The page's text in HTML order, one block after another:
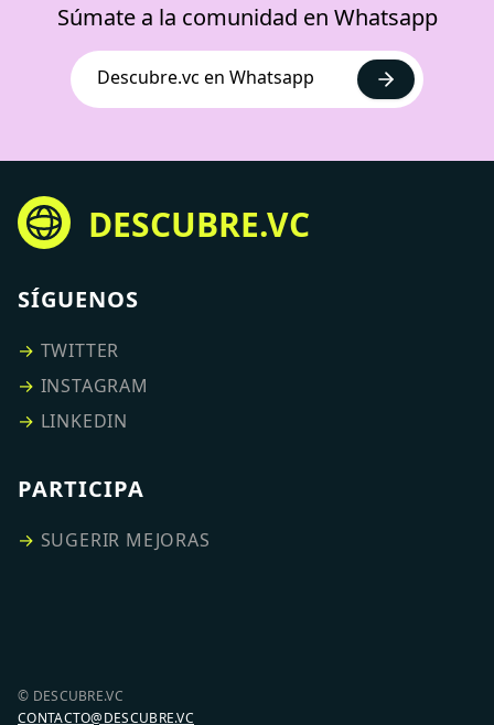
Súmate a la comunidad en Whatsapp
Descubre.vc en Whatsapp
DESCUBRE.VC
SÍGUENOS
→ TWITTER
→ INSTAGRAM
→ LINKEDIN
PARTICIPA
→ SUGERIR MEJORAS
© DESCUBRE.VC
CONTACTO@DESCUBRE.VC